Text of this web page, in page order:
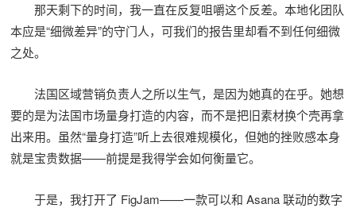
那天剩下的时间，我一直在反复咀嚼这个反差。本地化团队
本应是“细微差异”的守门人，可我们的报告里却看不到任何细微
之处。
法国区域营销负责人之所以生气，是因为她真的在乎。她想
要的是为法国市场量身打造的内容，而不是把旧素材换个壳再拿
出来用。虽然“量身打造”听上去很难规模化，但她的挫败感本身
就是宝贵数据——前提是我得学会如何衡量它。
于是，我打开了 FigJam——一款可以和 Asana 联动的数字